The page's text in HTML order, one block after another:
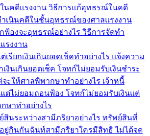
นคดีแรงงาน วิธีการแก้อุทธรณ์ในคดี
ำเนินคดีในชั้นอุทธรณ์ของศาลแรงงาน
ฟ้องจะอุทธรณ์อย่างไร วิธีการจัดทำ
รงงาน
เรียกเงินเกินยอดเช็คทำอย่างไร แจ้งความ
เงินเกินยอดเช็ค โจทก์ไม่ยอมรับเงินชำระ
ะให้ศาลพิพากษาทำอย่างไร เจ้าหนี้
ต่ไม่ยอมถอนฟ้อง โจทก์ไม่ยอมรับเงินแต่
ษาทำอย่างไร
สินระหว่างสามีภริยาอย่างไร ทรัพย์สินที่
ยู่กินกันฉันท์สามีภริยาใครมีสิทธิ ไม่ได้จด